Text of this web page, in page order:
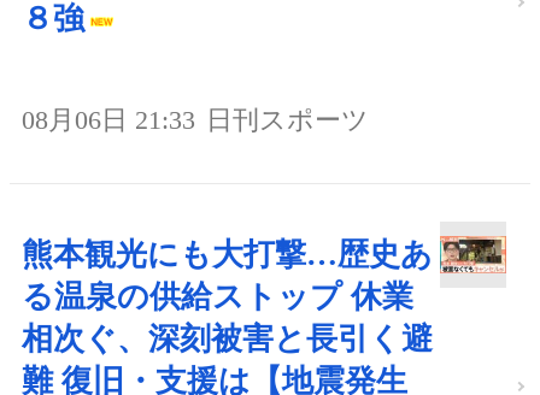
８強
08月06日 21:33 日刊スポーツ
熊本観光にも大打撃…歴史あ
る温泉の供給ストップ 休業
相次ぐ、深刻被害と長引く避
難 復旧・支援は【地震発生